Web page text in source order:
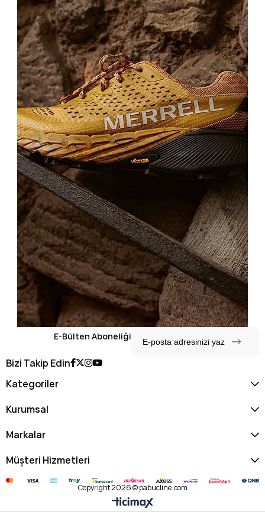
E-Bülten Aboneliği
Bizi Takip Edin
Kategoriler
Kurumsal
Markalar
Müşteri Hizmetleri
Copyright 2026 © pabucline.com